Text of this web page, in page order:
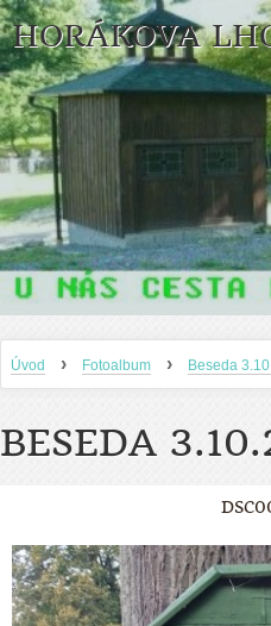
HORÁKOVA
Úvod › Fotoalbum › Beseda
BESEDA